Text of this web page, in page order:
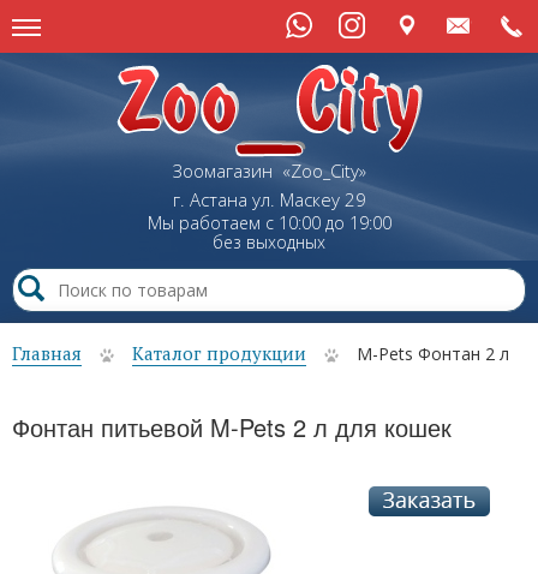
Зоомагазин «Zoo_City»
г. Астана ул. Маскеу29
Мы работаем с 10:00 до 19:00
без выходных
Главная Каталог продукции M-Pets Фонтан 2 л
Фонтан питьевой M-Pets 2 л для кошек